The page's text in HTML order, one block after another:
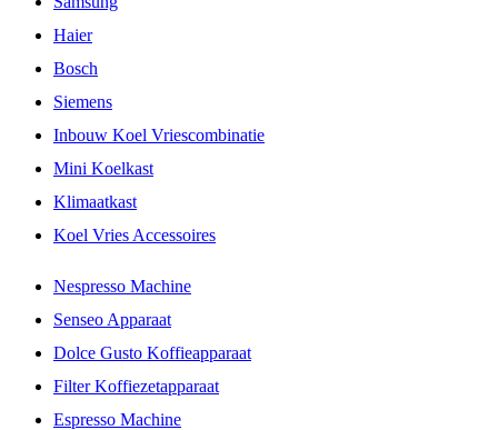
Haier
Bosch
Siemens
Inbouw Koel Vriescombinatie
Mini Koelkast
Klimaatkast
Koel Vries Accessoires
Nespresso Machine
Senseo Apparaat
Dolce Gusto Koffieapparaat
Filter Koffiezetapparaat
Espresso Machine